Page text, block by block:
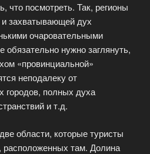
что посмотреть. Так, регионы
захватывающей дух
очаровательными
нужно заглянуть,
«провинциальной»
неподалеку от
городов, полных духа
и т.д.
области, которые туристы
расположенных там. Долина